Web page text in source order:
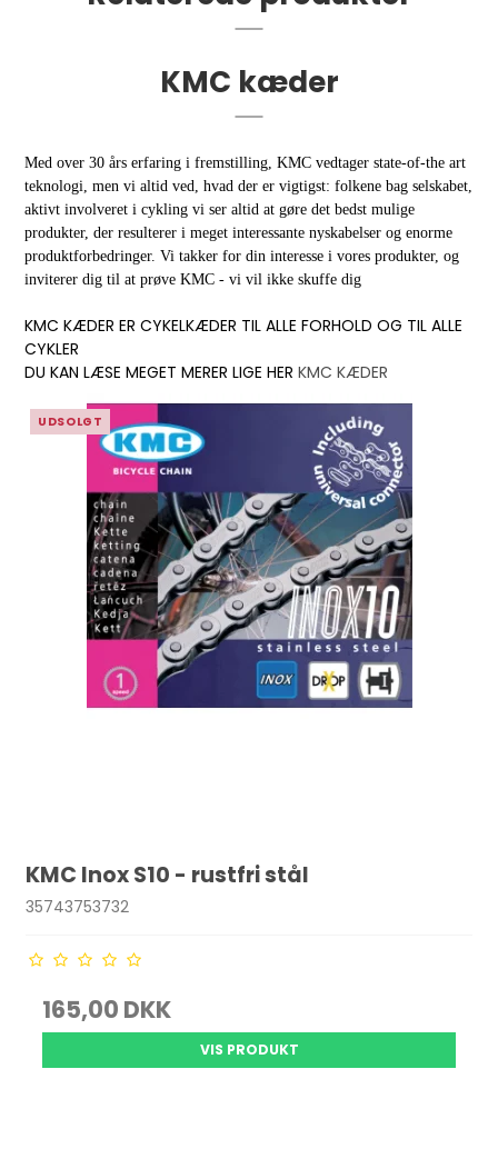
KMC kæder
Med over 30 års erfaring i fremstilling, KMC vedtager state-of-the art
teknologi, men vi altid ved, hvad der er vigtigst: folkene bag selskabet,
aktivt involveret i cykling vi ser altid at gøre det bedst mulige
produkter, der resulterer i meget interessante nyskabelser og enorme
produktforbedringer. Vi takker for din interesse i vores produkter, og
inviterer dig til at prøve KMC - vi vil ikke skuffe dig
KMC KÆDER ER CYKELKÆDER TIL ALLE FORHOLD OG TIL ALLE
CYKLER
DU KAN LÆSE MEGET MERER LIGE HER KMC KÆDER
UDSOLGT
KMC Inox S10 - rustfri stål
35743753732
165,00 DKK
VIS PRODUKT